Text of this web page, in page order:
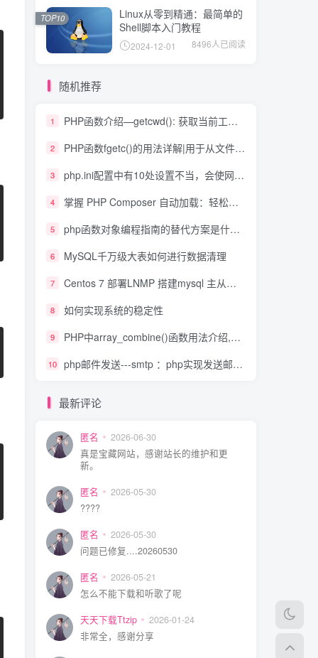
Linux从零到精通：最简单的
Shell脚本入门教程
2024-12-01 8496人已阅读
TOP10
随机推荐
1 PHP函数介绍—getcwd(): 获取当前工作目录
2 PHP函数fgetc()的用法详解|用于从文件指针中读取一个字符
3 php.ini配置中有10处设置不当，会使网站存在安全问题
4 掌握 PHP Composer 自动加载：轻松管理庞大项目依赖
5 php函数对象编程指南的替代方案是什么？
6 MySQL千万级大表如何进行数据清理
7 Centos 7 部署LNMP 搭建mysql 主从复制
8 如何实现系统的稳定性
9 PHP中array_combine()函数用法介绍,合并两个数组,数据一为key,数据二为value
10 php邮件发送---smtp ：php实现发送邮件类
最新评论
匿名
2026-06-30
真是宝藏网站，感谢站长的维护和更
新。
匿名
2026-05-30
????
匿名
2026-05-30
问题已修复....20260530
匿名
2026-05-21
怎么不能下载和听歌了呢
天天下载Ttzip
2026-01-24
非常全，感谢分享